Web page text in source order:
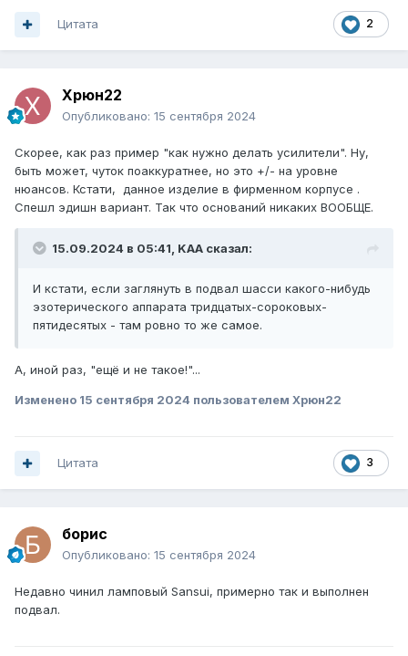
2
Цитата
Xpюн22
Опубликовано: 15 сентября 2024
Скорее, как раз пример "как нужно делать усилители". Ну,
быть может, чуток поаккуратнее, но это +/- на уровне
нюансов. Кстати, данное изделие в фирменном корпусе .
Спешл эдишн вариант. Так что оснований никаких ВООБЩЕ.
15.09.2024 в 05:41, KAA сказал:
И кстати, если заглянуть в подвал шасси какого-нибудь
эзотерического аппарата тридцатых-сороковых-
пятидесятых - там ровно то же самое.
А, иной раз, "ещё и не такое!"...
Изменено 15 сентября 2024 пользователем Xpюн22
3
Цитата
борис
Опубликовано: 15 сентября 2024
Недавно чинил ламповый Sansui, примерно так и выполнен
подвал.